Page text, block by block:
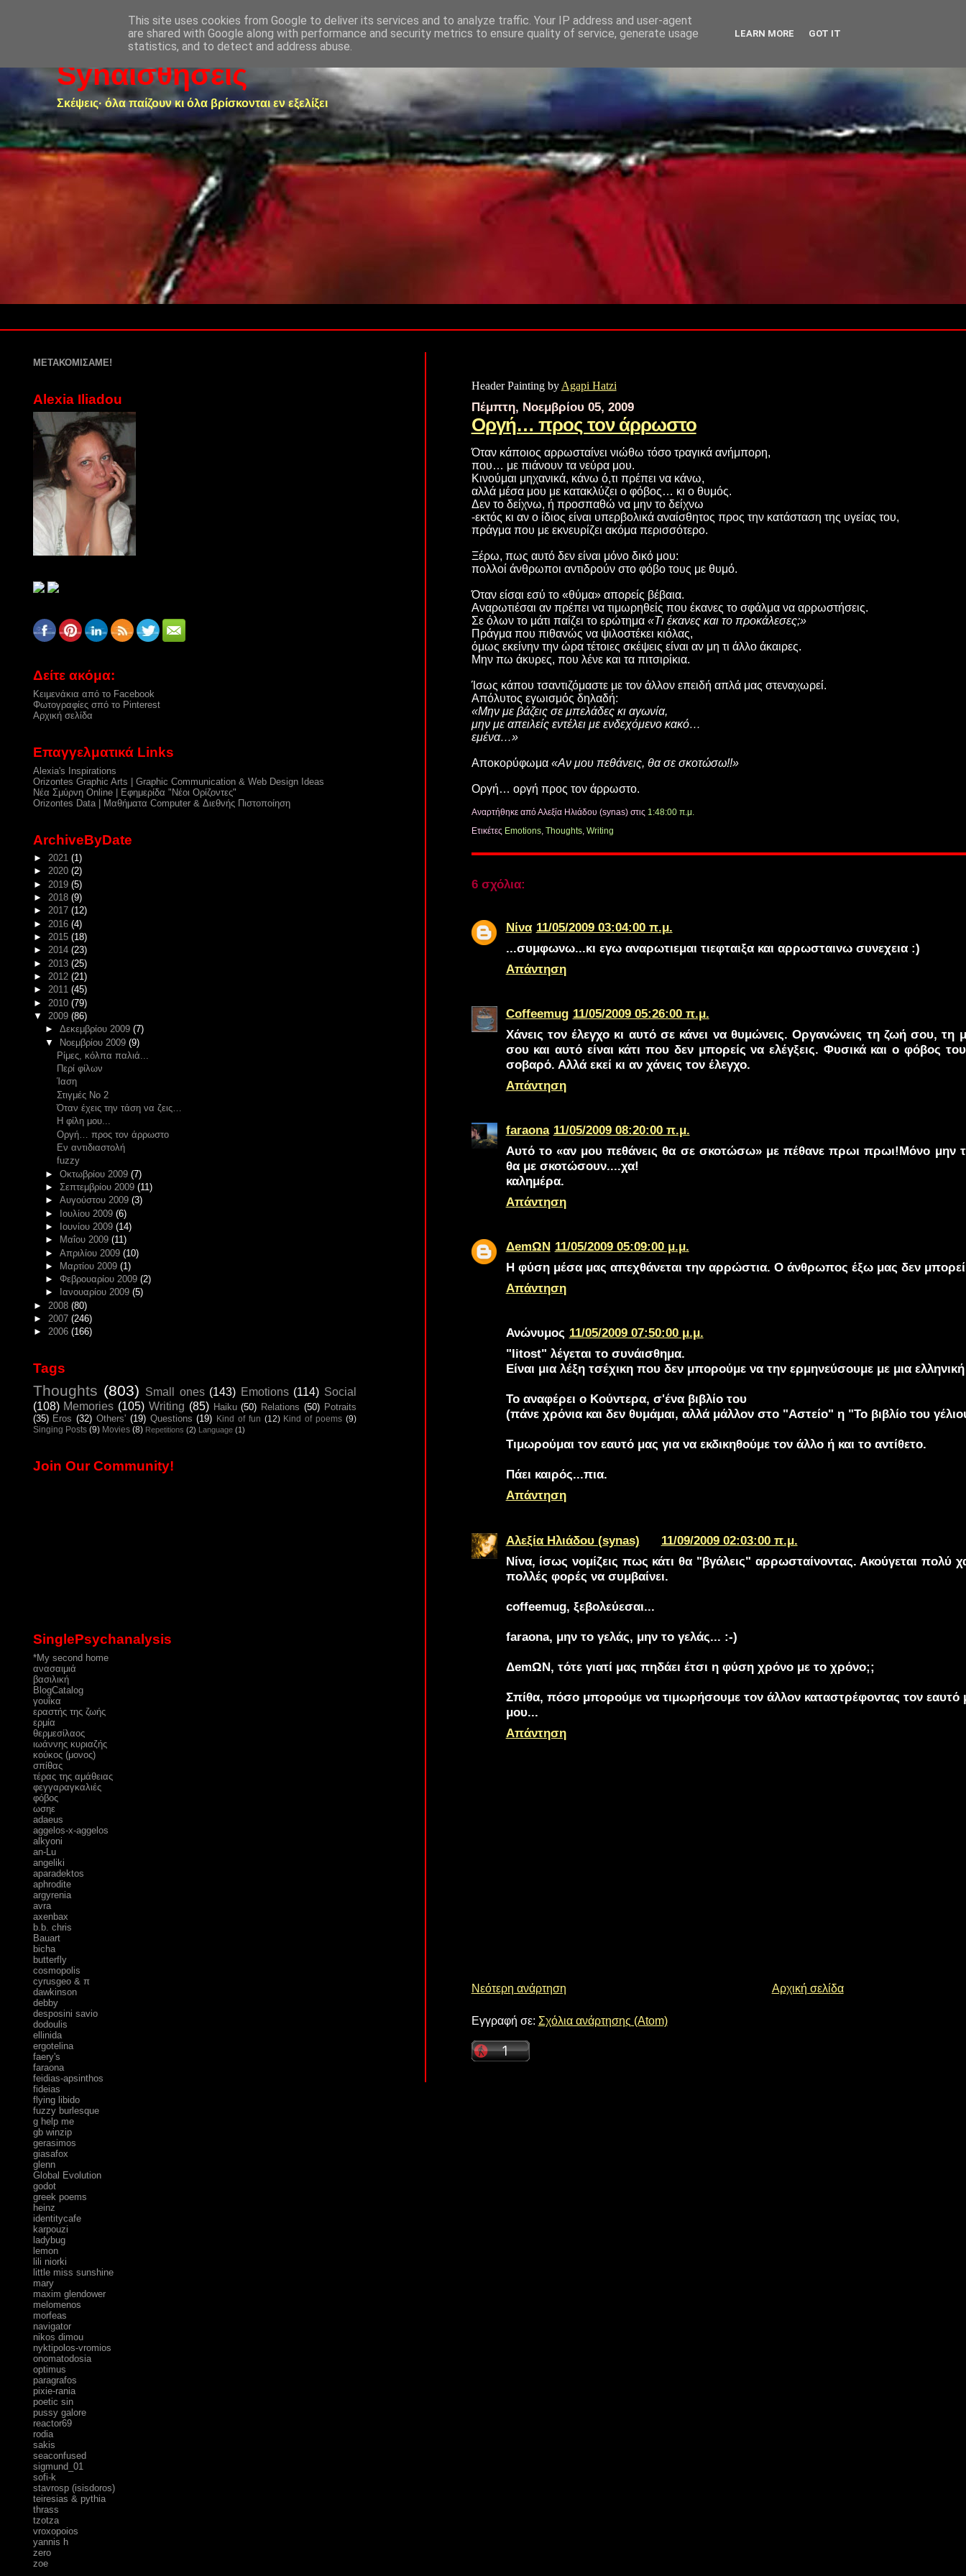
Synαισθήσεις
Σκέψεις· όλα παίζουν κι όλα βρίσκονται εν εξελίξει
Header Painting by Agapi Hatzi
Πέμπτη, Νοεμβρίου 05, 2009
Οργή… προς τον άρρωστο
Όταν κάποιος αρρωσταίνει νιώθω τόσο τραγικά ανήμπορη,
που… με πιάνουν τα νεύρα μου.
Κινούμαι μηχανικά, κάνω ό,τι πρέπει να κάνω,
αλλά μέσα μου με κατακλύζει ο φόβος… κι ο θυμός.
Δεν το δείχνω, ή προσπαθώ να μην το δείχνω
-εκτός κι αν ο ίδιος είναι υπερβολικά αναίσθητος προς την κατάσταση της υγείας του,
πράγμα που με εκνευρίζει ακόμα περισσότερο.
Ξέρω, πως αυτό δεν είναι μόνο δικό μου:
πολλοί άνθρωποι αντιδρούν στο φόβο τους με θυμό.
Όταν είσαι εσύ το «θύμα» απορείς βέβαια.
Αναρωτιέσαι αν πρέπει να τιμωρηθείς που έκανες το σφάλμα να αρρωστήσεις.
Σε όλων το μάτι παίζει το ερώτημα «Τι έκανες και το προκάλεσες;»
Πράγμα που πιθανώς να ψιλοστέκει κιόλας,
όμως εκείνην την ώρα τέτοιες σκέψεις είναι αν μη τι άλλο άκαιρες.
Μην πω άκυρες, που λένε και τα πιτσιρίκια.
Ίσως κάπου τσαντιζόμαστε με τον άλλον επειδή απλά μας στεναχωρεί.
Απόλυτος εγωισμός δηλαδή:
«Μην με βάζεις σε μπελάδες κι αγωνία,
μην με απειλείς εντέλει με ενδεχόμενο κακό…
εμένα…»
Αποκορύφωμα «Αν μου πεθάνεις, θα σε σκοτώσω!!»
Οργή… οργή προς τον άρρωστο.
Αναρτήθηκε από Αλεξία Ηλιάδου (synas) στις 1:48:00 π.μ.
Ετικέτες Emotions, Thoughts, Writing
6 σχόλια:
Νίνα 11/05/2009 03:04:00 π.μ.
...συμφωνω...κι εγω αναρωτιεμαι τιεφταιξα και αρρωσταινω συνεχεια :)
Απάντηση
Coffeemug 11/05/2009 05:26:00 π.μ.
Χάνεις τον έλεγχο κι αυτό σε κάνει να θυμώνεις. Οργανώνεις τη ζωή σου, τη
σου και αυτό είναι κάτι που δεν μπορείς να ελέγξεις. Φυσικά και ο φόβος του
σοβαρό. Αλλά εκεί κι αν χάνεις τον έλεγχο.
Απάντηση
faraona 11/05/2009 08:20:00 π.μ.
Αυτό το «αν μου πεθάνεις θα σε σκοτώσω» με πέθανε πρωι πρωι!Μόνο μην το
θα με σκοτώσουν....χα!
καλημέρα.
Απάντηση
ΔemΩΝ 11/05/2009 05:09:00 μ.μ.
Η φύση μέσα μας απεχθάνεται την αρρώστια. Ο άνθρωπος έξω μας δεν μπορεί
Απάντηση
Ανώνυμος 11/05/2009 07:50:00 μ.μ.
"litost" λέγεται το συνάισθημα.
Είναι μια λέξη τσέχικη που δεν μπορούμε να την ερμηνεύσουμε με μια
Το αναφέρει ο Κούντερα, σ'ένα βιβλίο του
(πάνε χρόνια και δεν θυμάμαι, αλλά μάλλον στο "Αστείο" η "Το βιβλίο του
Τιμωρούμαι τον εαυτό μας για να εκδικηθούμε τον άλλο ή και το αντίθετο.
Πάει καιρός...πια.
Απάντηση
Αλεξία Ηλιάδου (synas)
11/09/2009 02:03:00 π.μ.
Νίνα, ίσως νομίζεις πως κάτι θα "βγάλεις" αρρωσταίνοντας. Ακούγεται πολύ
πολλές φορές να συμβαίνει.
coffeemug, ξεβολεύεσαι...
faraona, μην το γελάς, μην το γελάς... :-)
ΔemΩΝ, τότε γιατί μας πηδάει έτσι η φύση χρόνο με το χρόνο;;
Σπίθα, πόσο μπορούμε να τιμωρήσουμε τον άλλον καταστρέφοντας τον εαυτό
μου...
Απάντηση
Νεότερη ανάρτηση Αρχική σελίδα
Εγγραφή σε: Σχόλια ανάρτησης (Atom)
ΜΕΤΑΚΟΜΙΣΑΜΕ!
Alexia Iliadou
Δείτε ακόμα:
Κειμενάκια από το Facebook
Φωτογραφίες σπό το Pinterest
Αρχική σελίδα
Επαγγελματικά Links
Alexia's Inspirations
Orizontes Graphic Arts | Graphic Communication & Web Design Ideas
Νέα Σμύρνη Online | Εφημερίδα "Νέοι Ορίζοντες"
Orizontes Data | Μαθήματα Computer & Διεθνής Πιστοποίηση
ArchiveByDate
► 2021 (1)
► 2020 (2)
► 2019 (5)
► 2018 (9)
► 2017 (12)
► 2016 (4)
► 2015 (18)
► 2014 (23)
► 2013 (25)
► 2012 (21)
► 2011 (45)
► 2010 (79)
▼ 2009 (86)
► Δεκεμβρίου 2009 (7)
▼ Νοεμβρίου 2009 (9)
Ρίμες, κόλπα παλιά...
Περί φίλων
Ίαση
Στιγμές Νο 2
Όταν έχεις την τάση να ζεις…
Η φίλη μου...
Οργή… προς τον άρρωστο
Εν αντιδιαστολή
fuzzy
► Οκτωβρίου 2009 (7)
► Σεπτεμβρίου 2009 (11)
► Αυγούστου 2009 (3)
► Ιουλίου 2009 (6)
►
Ιουνίου 2009 (14)
►
Μαΐου 2009 (11)
► Απριλίου 2009 (10)
►
Μαρτίου 2009 (1)
► Φεβρουαρίου 2009 (2)
►
Ιανουαρίου 2009 (5)
► 2008 (80)
► 2007 (246)
► 2006 (166)
Tags
Thoughts (803) Small ones (143) Emotions (114) Social
(108) Memories (105) Writing (85) Haiku (50) Relations (50) Potraits
(35) Eros (32) Others' (19) Questions (19) Kind of fun (12) Kind of poems (9)
Singing Posts (9) Movies (8) Repetitions (2) Language (1)
Join Our Community!
SinglePsychanalysis
*My second home
ανασαιμιά
βασιλική
ΒlogCatalog
γουΐκα
εραστής της ζωής
ερμία
θερμεσίλαος
ιωάννης κυριαζής
κούκος (μονος)
σπίθας
τέρας της αμάθειας
φεγγαραγκαλιές
φόβος
ωσηε
adaeus
aggelos-x-aggelos
alkyoni
an-Lu
angeliki
aparadektos
aphrodite
argyrenia
avra
axenbax
b.b. chris
Bauart
bicha
butterfly
cosmopolis
cyrusgeo & π
dawkinson
debby
desposini savio
dodoulis
ellinida
ergotelina
faery's
faraona
feidias-apsinthos
fideias
flying libido
fuzzy burlesque
g help me
gb winzip
gerasimos
giasafox
glenn
Global Evolution
godot
greek poems
heinz
identitycafe
karpouzi
ladybug
lemon
lili niorki
little miss sunshine
mary
maxim glendower
melomenos
morfeas
navigator
nikos dimou
nyktipolos-vromios
onomatodosia
optimus
paragrafos
pixie-rania
poetic sin
pussy galore
reactor69
rodia
sakis
seaconfused
sigmund_01
sofi-k
stavrosp (isisdoros)
teiresias & pythia
thrass
tzotza
vroxopoios
yannis h
zero
zoe
This site uses cookies from Google to deliver its services and to analyze traffic. Your IP address and user-agent
are shared with Google along with performance and security metrics to ensure quality of service, generate usage
statistics, and to detect and address abuse.
LEARN MORE GOT IT